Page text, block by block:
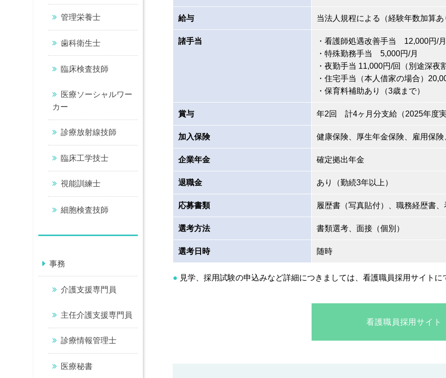
給与 当法人規程による（経験年数加算あ
諸手当
・看護師処遇改善手当 12,000円/
・特殊勤務手当 5,000円/月
・夜勤手当 11,000円/回（別途深夜
・住宅手当（本人借家の場合）
・保育料補助あり（3歳まで）
賞与 年2回 計4ヶ月分支給（2025年度
加入保険 健康保険、厚生年金保険、雇用保
企業年金 確定拠出年金
退職金 あり（勤続3年以上）
応募書類 履歴書（写真貼付）、職務経歴書
選考方法 書類選考、面接（個別）
選考日時 随時
見学、採用試験の申込みなど詳細につきましては、看護職員採用サイト
看護職員採用サイト
管理栄養士
歯科衛生士
臨床検査技師
医療ソーシャルワー
カー
診療放射線技師
臨床工学技士
視能訓練士
細胞検査技師
事務
介護支援専門員
主任介護支援専門員
診療情報管理士
医療秘書